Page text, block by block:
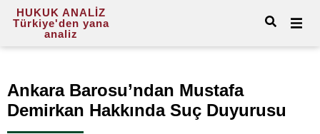
HUKUK ANALİZ
Türkiye'den yana
analiz
Ankara Barosu’ndan Mustafa
Demirkan Hakkında Suç Duyurusu